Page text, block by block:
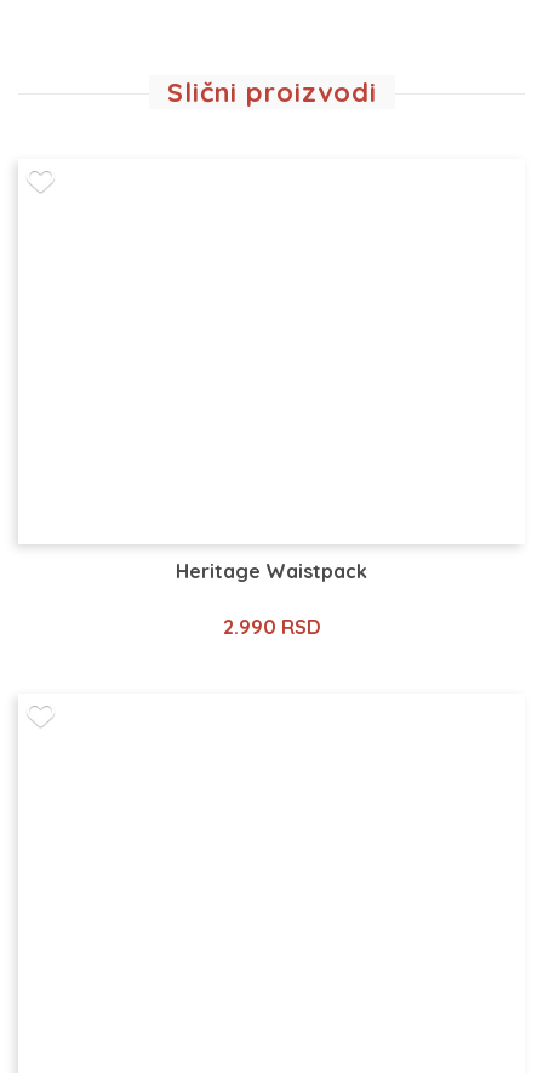
Slični proizvodi
Heritage Waistpack
2.990 RSD